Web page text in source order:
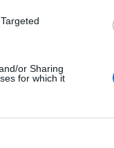
or Sharing
for which it